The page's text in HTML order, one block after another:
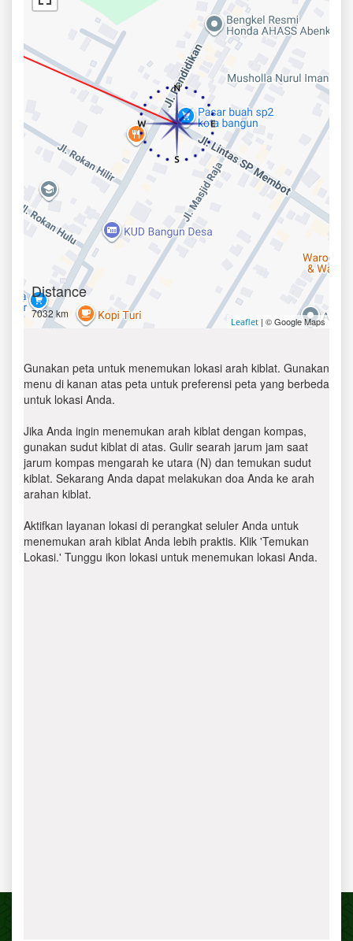
Distance
7032 km
Leaflet | © Google Maps
Gunakan peta untuk menemukan lokasi arah kiblat. Gunakan
menu di kanan atas peta untuk preferensi peta yang berbeda
untuk lokasi Anda.
Jika Anda ingin menemukan arah kiblat dengan kompas,
gunakan sudut kiblat di atas. Gulir searah jarum jam saat
jarum kompas mengarah ke utara (N) dan temukan sudut
kiblat. Sekarang Anda dapat melakukan doa Anda ke arah
arahan kiblat.
Aktifkan layanan lokasi di perangkat seluler Anda untuk
menemukan arah kiblat Anda lebih praktis. Klik 'Temukan
Lokasi.' Tunggu ikon lokasi untuk menemukan lokasi Anda.